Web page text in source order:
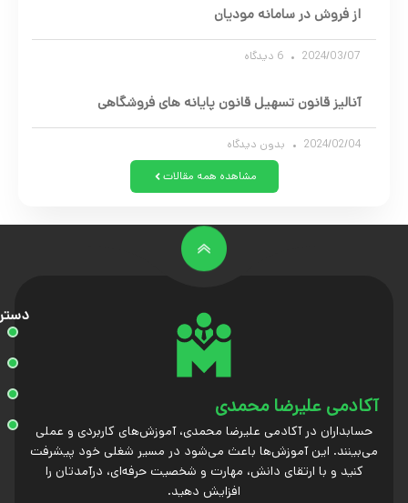
از فروش در سامانه مودیان
2024/03/07
آنالیز قانون تسهیل قانون پایانه های فروشگاهی
2024/02/04 بدون دیدگاه
مشاهده همه مقالات
آکادمی علیرضا محمدی
حسابداران در آکادمی علیرضا محمدی، آموزش‌های کاربردی و عملی
می‌بینند. این آموزش‌ها باعث می‌شود در مسیر شغلی خود پیشرفت
کنید و با ارتقای دانش، مهارت و شخصیت حرفه‌ای، درآمدتان را
افزایش دهید.